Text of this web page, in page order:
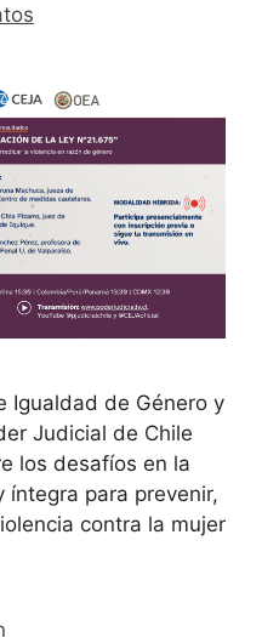
Igualdad de Género y
Judicial de Chile
los desafíos en la
íntegra para prevenir,
contra la mujer